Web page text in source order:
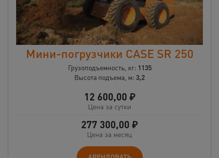
Мини-погрузчики CASE SR 250
Грузоподъемность, кг: 1135
Высота подъема, м: 3,2
12 600,00 ₽
Цена за сутки
277 300,00 ₽
Цена за месяц